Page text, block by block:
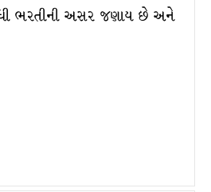
ભરતીની અસર જણાય છે અને